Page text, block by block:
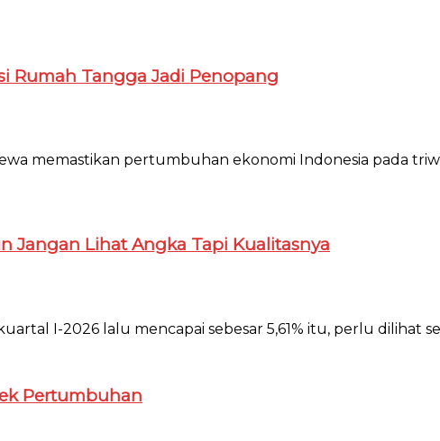
Rumah Tangga Jadi Penopang
memastikan pertumbuhan ekonomi Indonesia pada
Jangan Lihat Angka Tapi Kualitasnya
I-2026 lalu mencapai sebesar 5,61% itu, perlu dilihat
Pertumbuhan